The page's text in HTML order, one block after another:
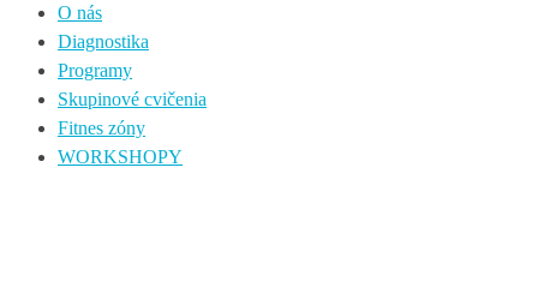
O nás
Diagnostika
Programy
Skupinové cvičenia
Fitnes zóny
WORKSHOPY